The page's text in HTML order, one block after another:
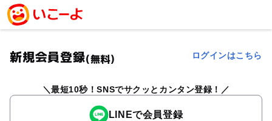
新規会員登録(無料) ログインはこちら
最短10秒！SNSでサクッとカンタン登録！
LINEで会員登録